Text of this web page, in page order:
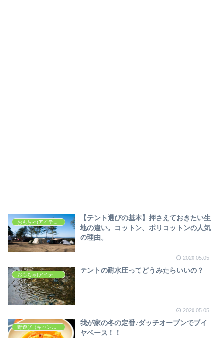
おもちゃ(アイテム・ギア等)
【テント選びの基本】押さえておきたい生
地の違い。コットン、ポリコットンの人気
の理由。
2020.05.05
テントの耐水圧ってどうみたらいいの？
2020.05.05
我が家の冬の定番♪ダッチオーブンでブイ
ヤベース！！